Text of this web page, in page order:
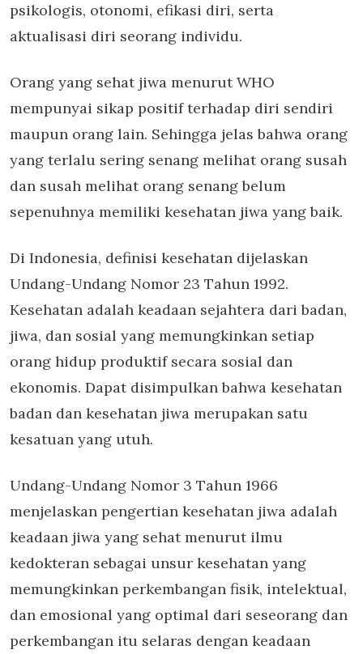
psikologis, otonomi, efikasi diri, serta
aktualisasi diri seorang individu.
Orang yang sehat jiwa menurut WHO
mempunyai sikap positif terhadap diri sendiri
maupun orang lain. Sehingga jelas bahwa orang
yang terlalu sering senang melihat orang susah
dan susah melihat orang senang belum
sepenuhnya memiliki kesehatan jiwa yang baik.
Di Indonesia, definisi kesehatan dijelaskan
Undang-Undang Nomor 23 Tahun 1992.
Kesehatan adalah keadaan sejahtera dari badan,
jiwa, dan sosial yang memungkinkan setiap
orang hidup produktif secara sosial dan
ekonomis. Dapat disimpulkan bahwa kesehatan
badan dan kesehatan jiwa merupakan satu
kesatuan yang utuh.
Undang-Undang Nomor 3 Tahun 1966
menjelaskan pengertian kesehatan jiwa adalah
keadaan jiwa yang sehat menurut ilmu
kedokteran sebagai unsur kesehatan yang
memungkinkan perkembangan fisik, intelektual,
dan emosional yang optimal dari seseorang dan
perkembangan itu selaras dengan keadaan